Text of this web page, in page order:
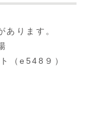
あります。
（e548９）